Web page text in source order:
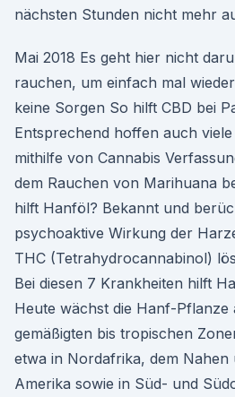
nächsten Stunden nicht mehr
Mai 2018 Es geht hier nicht
rauchen, um einfach mal
keine Sorgen So hilft CBD bei
Entsprechend hoffen auch
mithilfe von Cannabis
dem Rauchen von Marihuana
hilft Hanföl? Bekannt und
psychoaktive Wirkung der
THC (Tetrahydrocannabinol)
Bei diesen 7 Krankheiten hilft
Heute wächst die Hanf-Pflanze
gemäßigten bis tropischen
etwa in Nordafrika, dem Nahen
Amerika sowie in Süd- und